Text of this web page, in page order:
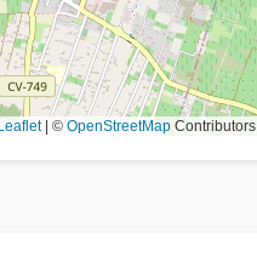
Leaflet © OpenStreetMap Contributors